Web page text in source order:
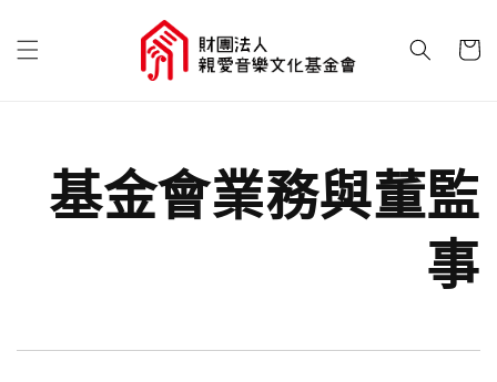
基金會業務與董監
事